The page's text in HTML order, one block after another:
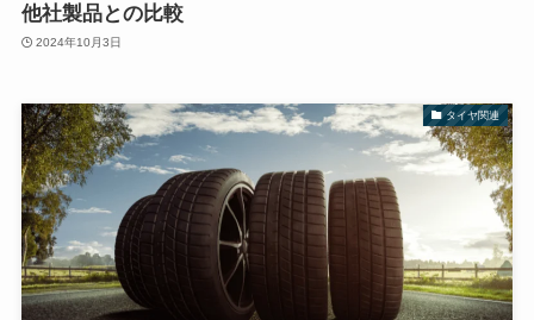
他社製品との比較
2024年10月3日
タイヤ関連